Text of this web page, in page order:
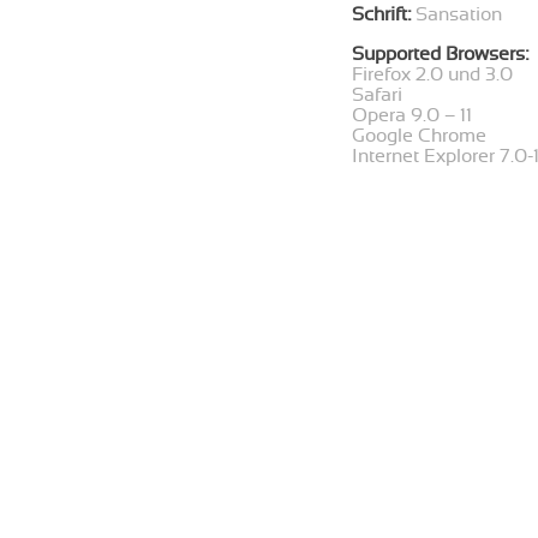
Schrift: Sansation
Supported Browsers:
Firefox 2.0 und 3.0
Safari
Opera 9.0 – 11
Google Chrome
Internet Explorer 7.0-